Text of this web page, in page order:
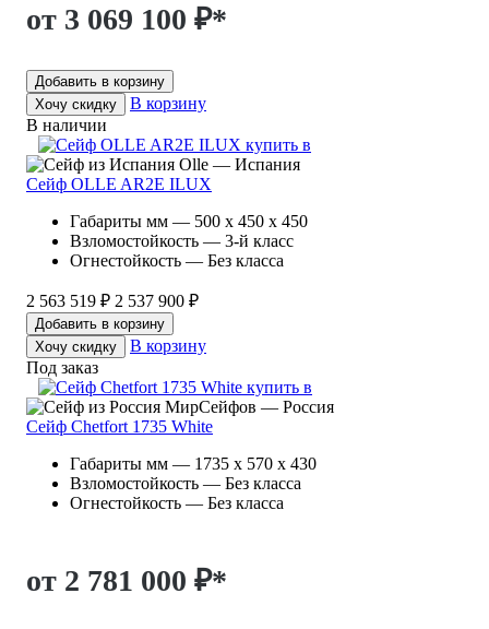
от 3 069 100 ₽*
Добавить в корзину
Хочу скидку
В корзину
В наличии
Olle — Испания
Сейф OLLE AR2E ILUX
Габариты мм — 500 x 450 x 450
Взломостойкость — 3-й класс
Огнестойкость — Без класса
2 563 519 ₽ 2 537 900 ₽
Добавить в корзину
Хочу скидку
В корзину
Под заказ
МирСейфов — Россия
Сейф Chetfort 1735 White
Габариты мм — 1735 x 570 x 430
Взломостойкость — Без класса
Огнестойкость — Без класса
от 2 781 000 ₽*